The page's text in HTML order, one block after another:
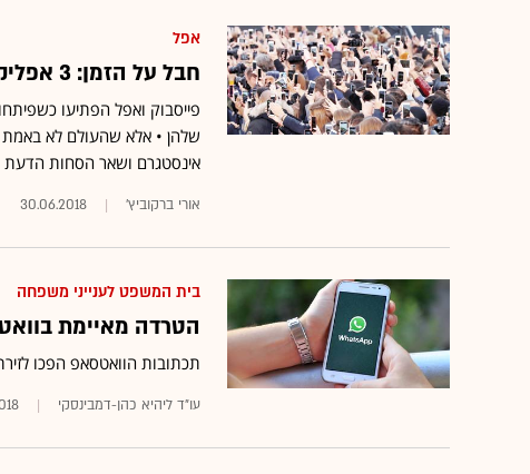
אפל
חבל על הזמן: 3 אפליקציות שיעצרו את ההתמכרות לסמארטפון
פייסבוק ואפל הפתיעו
שלהן • אלא שהעולם לא באמת
אינסטגרם ושאר הסחות הדעת
אורי ברקוביץ' 30.06.2018
בית המשפט לענייני משפחה
הטרדה מאיימת
תכתובות הוואטסאפ הפכו
עו"ד ליהיא כהן-דמבינסקי